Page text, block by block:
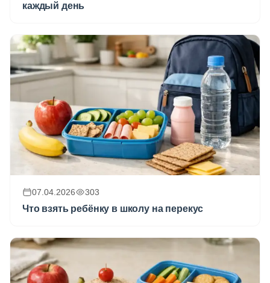
каждый день
07.04.2026 303
Что взять ребёнку в школу на перекус